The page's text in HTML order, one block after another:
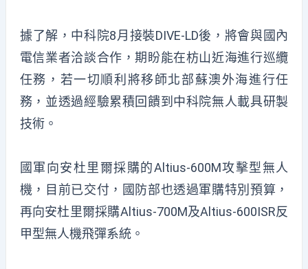
據了解，中科院8月接裝DIVE-LD後，將會與國內
電信業者洽談合作，期盼能在枋山近海進行巡纜
任務，若一切順利將移師北部蘇澳外海進行任
務，並透過經驗累積回饋到中科院無人載具研製
技術。
國軍向安杜里爾採購的Altius-600M攻擊型無人
機，目前已交付，國防部也透過軍購特別預算，
再向安杜里爾採購Altius-700M及Altius-600ISR反
甲型無人機飛彈系統。